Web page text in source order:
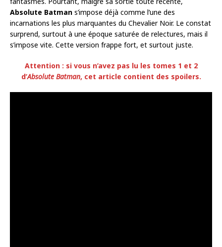
Absolute Batman s’impose déjà comme l’une des
incarnations les plus marquantes du Chevalier Noir. Le constat
surprend, surtout à une époque saturée de relectures, mais il
s’impose vite. Cette version frappe fort, et surtout juste.
Attention : si vous n’avez pas lu les tomes 1 et 2
d’Absolute Batman, cet article contient des spoilers.